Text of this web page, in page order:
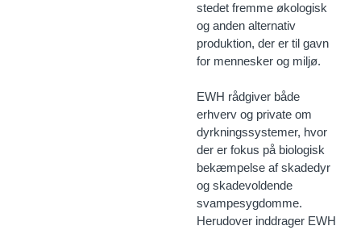
stedet fremme økologisk
og anden alternativ
produktion, der er til gavn
for mennesker og miljø.
EWH rådgiver både
erhverv og private om
dyrkningssystemer, hvor
der er fokus på biologisk
bekæmpelse af skadedyr
og skadevoldende
svampesygdomme.
Herudover inddrager EWH